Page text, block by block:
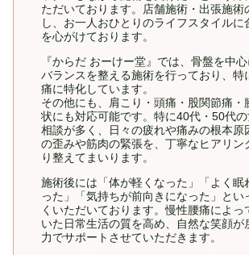
ただいております。店舗施術・出張施術
し、お一人おひとりのライフスタイルに
を心がけております。
『からだ おーけー堂』では、骨盤を中
バランスを整える施術を行っており、特
痛に特化しています。
その他にも、肩こり・頭痛・股関節痛・
状にも対応可能です。特に40代・50代
相談が多く、日々の疲れや痛みの根本原
の歪みや筋肉の緊張を、丁寧なヒアリン
り整えてまいります。
施術後には「体が軽くなった」「よく眠
った」「気持ちが前向きになった」とい
くいただいております。慢性腰痛によっ
いた日常生活の質を高め、自然な笑顔が
力でサポートさせていただきます。